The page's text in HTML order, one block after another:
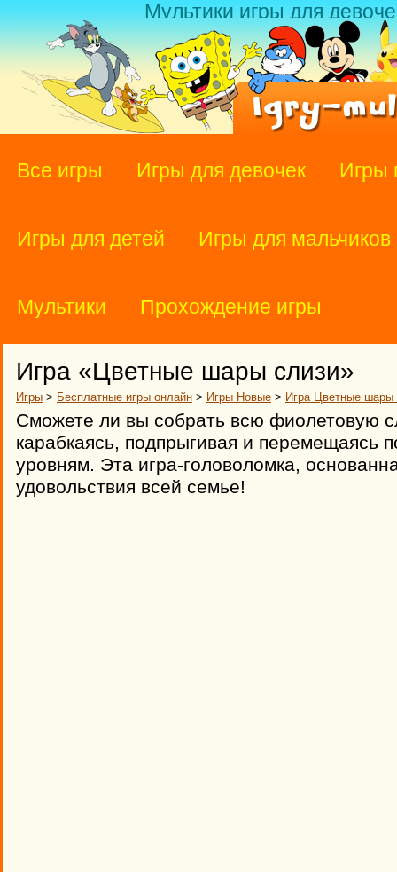
Мультики игры для
Все игры Игры для девочек Игры
Игры для детей Игры для мальчиков
Мультики Прохождение игры
Игра «Цветные шары слизи»
Игры > Бесплатные игры онлайн > Игры Новые > Игра Цветные шары
Сможете ли вы собрать всю фиолетовую
карабкаясь, подпрыгивая и перемещаясь
уровням. Эта игра-головоломка,
удовольствия всей семье!